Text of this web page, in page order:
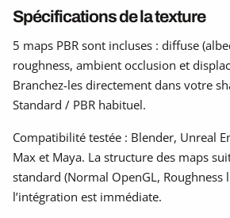
Spécifications de la texture
5 maps PBR sont incluses : diffuse
roughness, ambient occlusion et
Branchez-les directement dans votre
Standard / PBR habituel.
Compatibilité testée : Blender, Unreal
Max et Maya. La structure des maps
standard (Normal OpenGL, Roughness
l’intégration est immédiate.